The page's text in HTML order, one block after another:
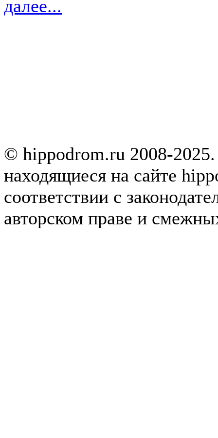
далее...
© hippodrom.ru 2008-
находящиеся на сайте
соответствии с
авторском праве и